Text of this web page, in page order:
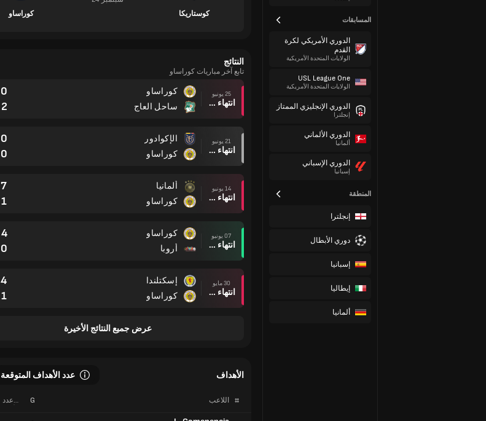
المسابقات
الدوري الأمريكي لكرة
القدم
الولايات المتحدة الأمريكية
USL League One
الولايات المتحدة الأمريكية
الدوري الإنجليزي الممتاز
إنجلترا
الدوري الألماني
ألمانيا
الدوري الإسباني
إسبانيا
المنطقة
إنجلترا
دوري الأبطال
إسبانيا
إيطاليا
ألمانيا
كوستاريكا
كوراساو
النتائج
تابع آخر مباريات كوراساو
25 يونيو
انتهاء وقت المباراة
كوراساو
ساحل العاج
0
2
21 يونيو
انتهاء وقت المباراة
الإكوادور
كوراساو
0
0
14 يونيو
انتهاء وقت المباراة
ألمانيا
كوراساو
7
1
07 يونيو
انتهاء وقت المباراة
كوراساو
أروبا
4
0
30 مايو
انتهاء وقت المباراة
إسكتلندا
كوراساو
4
1
عرض جميع النتائج الأخيرة
الأهداف عدد الأهداف المتوقعة
# اللاعب G
عدد